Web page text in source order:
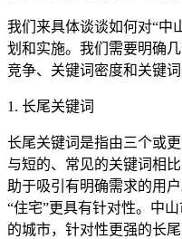
我们来具体谈谈如何对“中
划和实施。我们需要明确
竞争、关键词密度和关键词
1. 长尾关键词
长尾关键词是指由三个或
与短的、常见的关键词相
助于吸引有明确需求的用
“住宅”更具有针对性。中
的城市，针对性更强的长